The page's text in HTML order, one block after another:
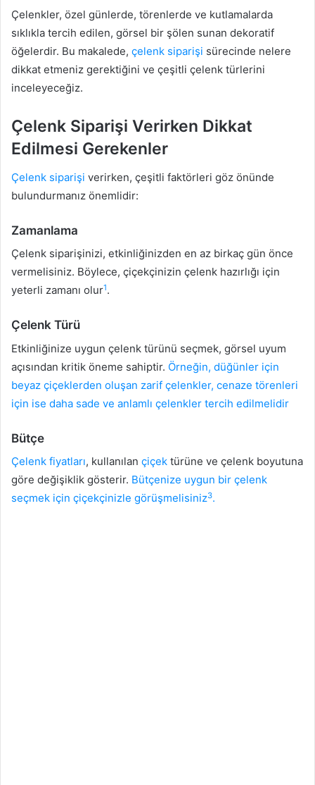
Çelenkler, özel günlerde, törenlerde ve kutlamalarda
sıklıkla tercih edilen, görsel bir şölen sunan dekoratif
öğelerdir. Bu makalede, çelenk siparişi sürecinde nelere
dikkat etmeniz gerektiğini ve çeşitli çelenk türlerini
inceleyeceğiz.
Çelenk Siparişi Verirken Dikkat
Edilmesi Gerekenler
Çelenk siparişi verirken, çeşitli faktörleri göz önünde
bulundurmanız önemlidir:
Zamanlama
Çelenk siparişinizi, etkinliğinizden en az birkaç gün önce
vermelisiniz. Böylece, çiçekçinizin çelenk hazırlığı için
yeterli zamanı olur1.
Çelenk Türü
Etkinliğinize uygun çelenk türünü seçmek, görsel uyum
açısından kritik öneme sahiptir. Örneğin, düğünler için
beyaz çiçeklerden oluşan zarif çelenkler, cenaze törenleri
için ise daha sade ve anlamlı çelenkler tercih edilmelidir
Bütçe
Çelenk fiyatları, kullanılan çiçek türüne ve çelenk boyutuna
göre değişiklik gösterir. Bütçenize uygun bir çelenk
seçmek için çiçekçinizle görüşmelisiniz3.